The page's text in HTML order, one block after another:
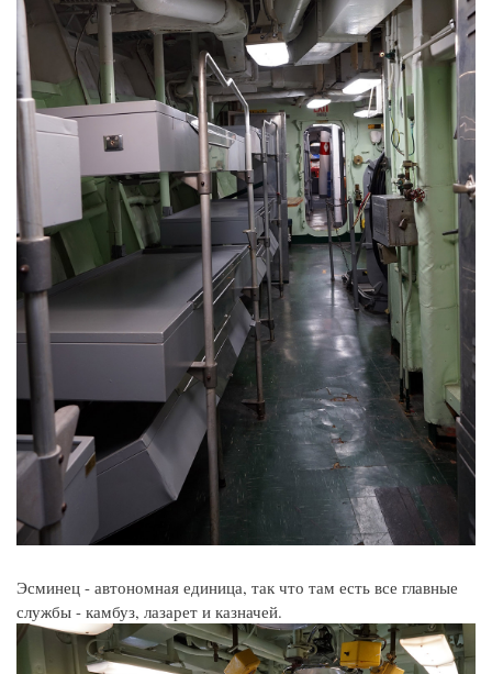
Эсминец - автономная единица, так что там есть все главные
службы - камбуз, лазарет и казначей.